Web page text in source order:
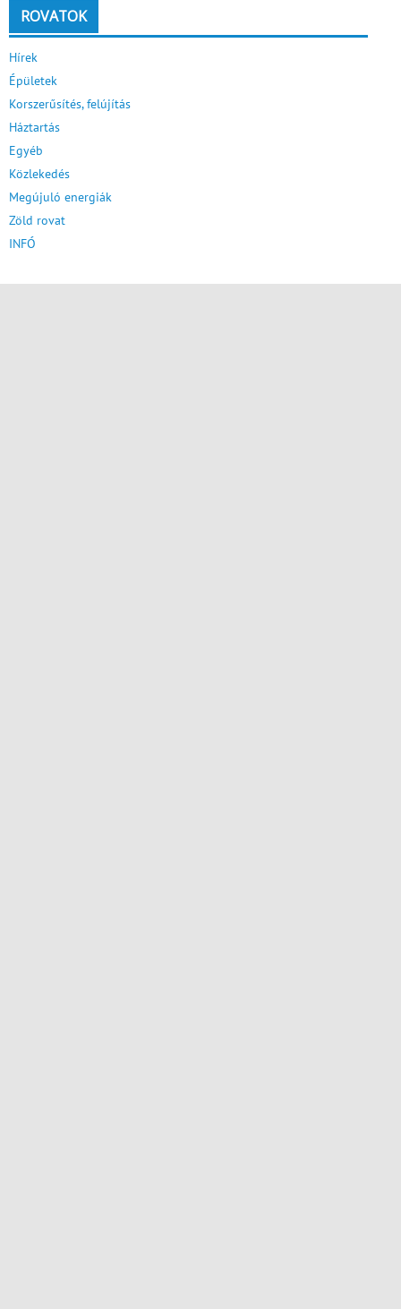
ROVATOK
Hírek
Épületek
Korszerűsítés, felújítás
Háztartás
Egyéb
Közlekedés
Megújuló energiák
Zöld rovat
INFÓ